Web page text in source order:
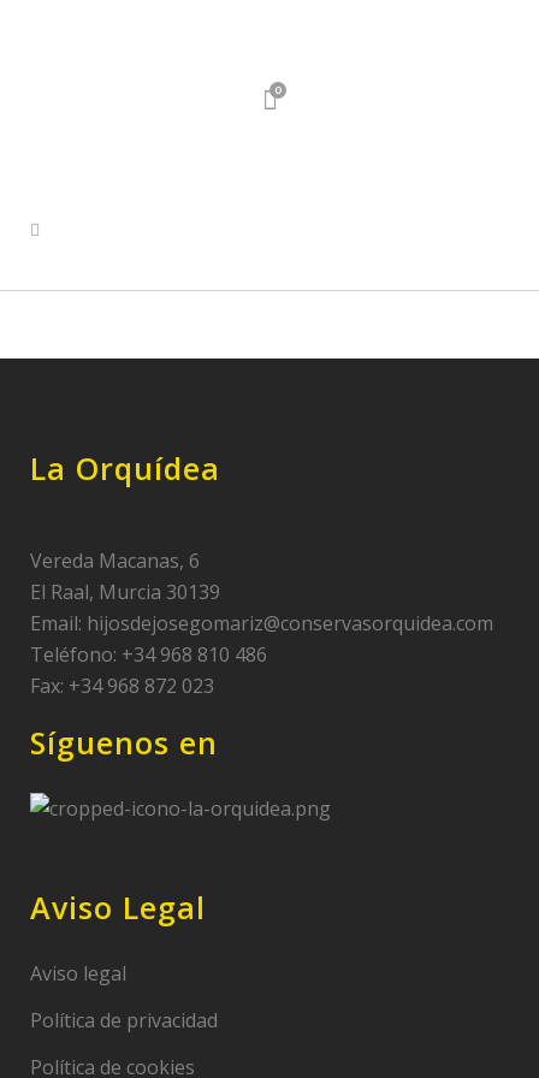
0
La Orquídea
Vereda Macanas, 6
El Raal, Murcia 30139
Email: hijosdejosegomariz@conservasorquidea.com
Teléfono: +34 968 810 486
Fax: +34 968 872 023
Síguenos en
Aviso Legal
Aviso legal
Política de privacidad
Política de cookies